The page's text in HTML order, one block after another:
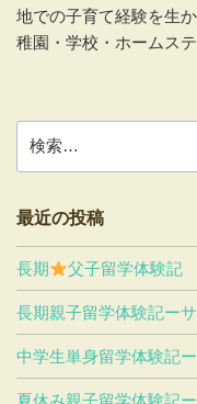
地での子育て経験を生
稚園・学校・ホームス
索:
最近の投稿
長期 父子留学体験記
長期親子留学体験記ー
中学生単身留学体験記
夏休み親子留学体験記